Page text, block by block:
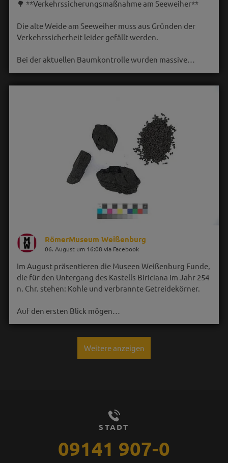
🌳 **Verkehrssicherungsmaßnahme am Seeweiher**
Die alte Weide am Seeweiher muss aus Gründen der
Verkehrssicherheit leider gefällt werden.
Bei der aktuellen Baumkontrolle wurden massive…
RömerMuseum Weißenburg
06. August um 16:08 via Facebook
Im August präsentieren die Museen Weißenburg Funde,
die für den Untergang des Kastells Biriciana im Jahr 254
n. Chr. stehen: Kohle und verbrannte Getreidekörner.
Auf den ersten Blick mögen…
Weitere anzeigen
STADT
09141 907-0